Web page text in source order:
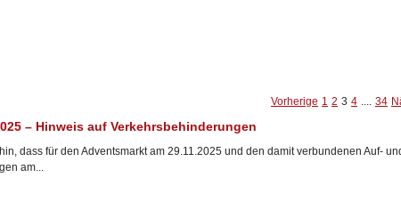
Vorherige 1 2 3 4 .... 34
– Hinweis auf Verkehrsbehinderungen
dass für den Adventsmarkt am 29.11.2025 und den damit verbundenen Auf-
am...